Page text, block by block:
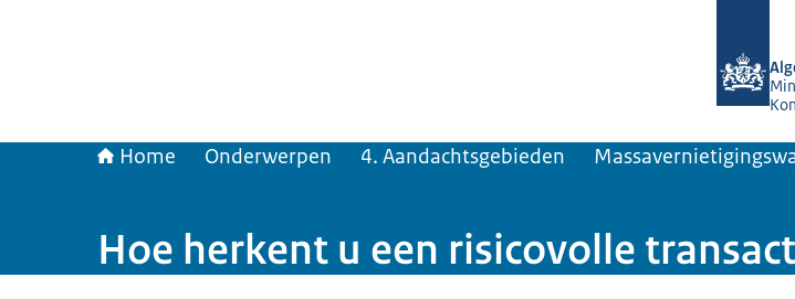
Home Onderwerpen 4. Aandachtsgebieden
Hoe herkent u een risicovolle